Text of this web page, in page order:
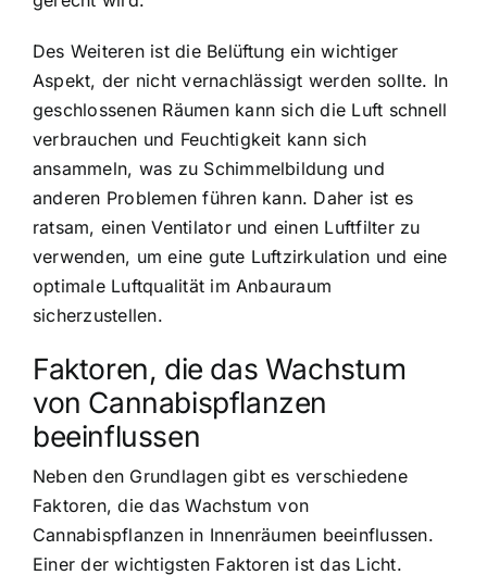
Des Weiteren ist die Belüftung ein wichtiger
Aspekt, der nicht vernachlässigt werden sollte. In
geschlossenen Räumen kann sich die Luft schnell
verbrauchen und Feuchtigkeit kann sich
ansammeln, was zu Schimmelbildung und
anderen Problemen führen kann. Daher ist es
ratsam, einen Ventilator und einen Luftfilter zu
verwenden, um eine gute Luftzirkulation und eine
optimale Luftqualität im Anbauraum
sicherzustellen.
Faktoren, die das Wachstum
von Cannabispflanzen
beeinflussen
Neben den Grundlagen gibt es verschiedene
Faktoren, die das Wachstum von
Cannabispflanzen in Innenräumen beeinflussen.
Einer der wichtigsten Faktoren ist das Licht.